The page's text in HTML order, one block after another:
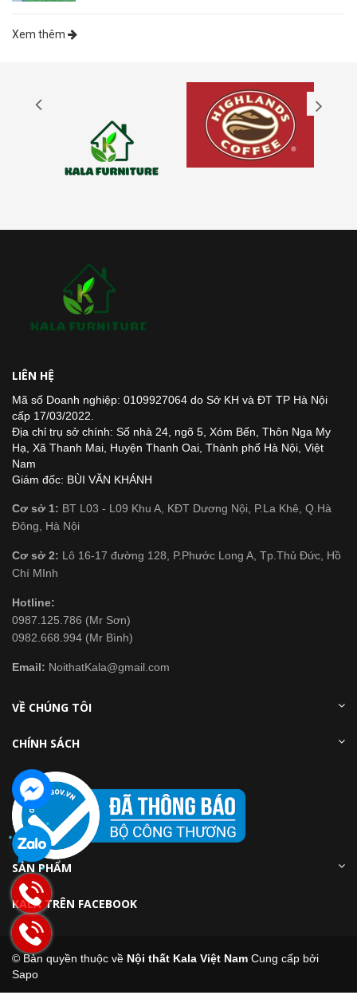
Xem thêm
LIÊN HỆ
Mã số Doanh nghiệp: 0109927064 do Sở KH và ĐT TP Hà Nội
cấp 17/03/2022.
Địa chỉ trụ sở chính: Số nhà 24, ngõ 5, Xóm Bến, Thôn Nga My
Hạ, Xã Thanh Mai, Huyện Thanh Oai, Thành phố Hà Nội, Việt
Nam
Giám đốc: BÙI VĂN KHÁNH
Cơ sở 1: BT L03 - L09 Khu A, KĐT Dương Nội, P.La Khê, Q.Hà
Đông, Hà Nội
Cơ sở 2: Lô 16-17 đường 128, P.Phước Long A, Tp.Thủ Đức, Hồ
Chí MInh
Hotline:
0987.125.786 (Mr Sơn)
0982.668.994 (Mr Bình)
Email: NoithatKala@gmail.com
VỀ CHÚNG TÔI
CHÍNH SÁCH
SẢN PHẨM
KALA TRÊN FACEBOOK
© Bản quyền thuộc về Nội thất Kala Việt Nam Cung cấp bởi
Sapo